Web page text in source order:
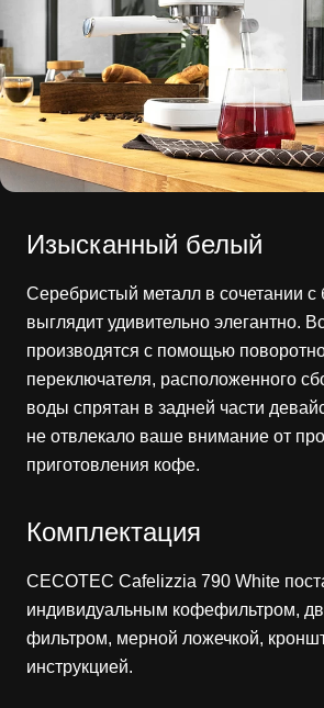
Изысканный белый
Серебристый металл в сочетании
выглядит удивительно элегантно.
производятся с помощью
переключателя, расположенного
воды спрятан в задней части
не отвлекало ваше внимание от
приготовления кофе.
Комплектация
CECOTEC Cafelizzia 790 White
индивидуальным кофефильтром,
фильтром, мерной ложечкой,
инструкцией.